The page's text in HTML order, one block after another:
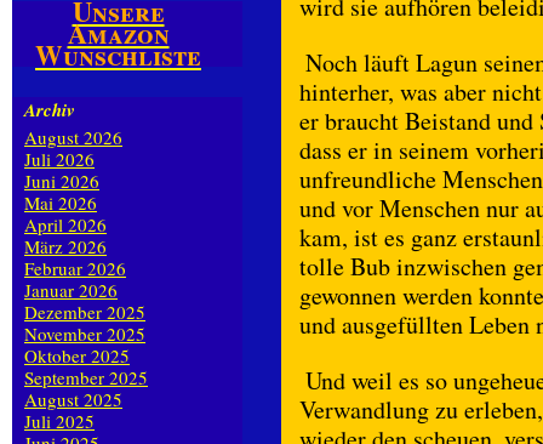
wird sie aufhören
Noch läuft Lagun
hinterher, was aber
er braucht Beistand
dass er in seinem
unfreundliche
und vor Menschen nur
kam, ist es ganz
tolle Bub inzwischen
gewonnen werden
und ausgefüllten Leben
Und weil es so
Verwandlung zu
Unsere
Amazon
Wunschliste
Archiv
August 2026
Juli 2026
Juni 2026
Mai 2026
April 2026
März 2026
Februar 2026
Januar 2026
Dezember 2025
November 2025
Oktober 2025
September 2025
August 2025
Juli 2025